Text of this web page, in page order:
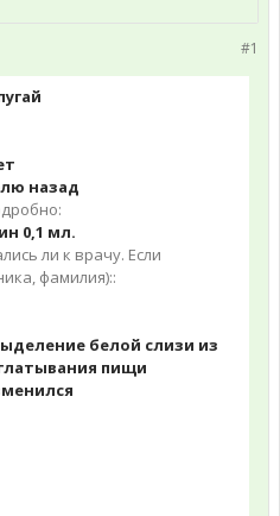
#1
назад
0,1 мл.
ли к врачу. Если
фамилия)::
белой слизи из
пищи